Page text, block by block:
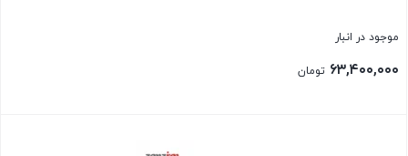
موجود در انبار
۶۳,۴۰۰,۰۰۰ تومان